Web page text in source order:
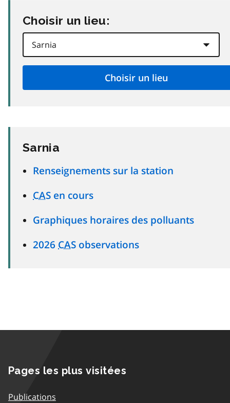
Choisir un lieu:
Sarnia
Renseignements sur la station
CAS en cours
Graphiques horaires des polluants
2026 CAS observations
Pages les plus visitées
Publications